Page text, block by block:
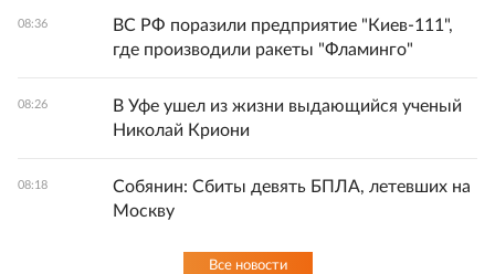
08:36
ВС РФ поразили предприятие "Киев-111",
где производили ракеты "Фламинго"
08:26
В Уфе ушел из жизни выдающийся ученый
Николай Криони
08:18
Собянин: Сбиты девять БПЛА, летевших на
Москву
Все новости